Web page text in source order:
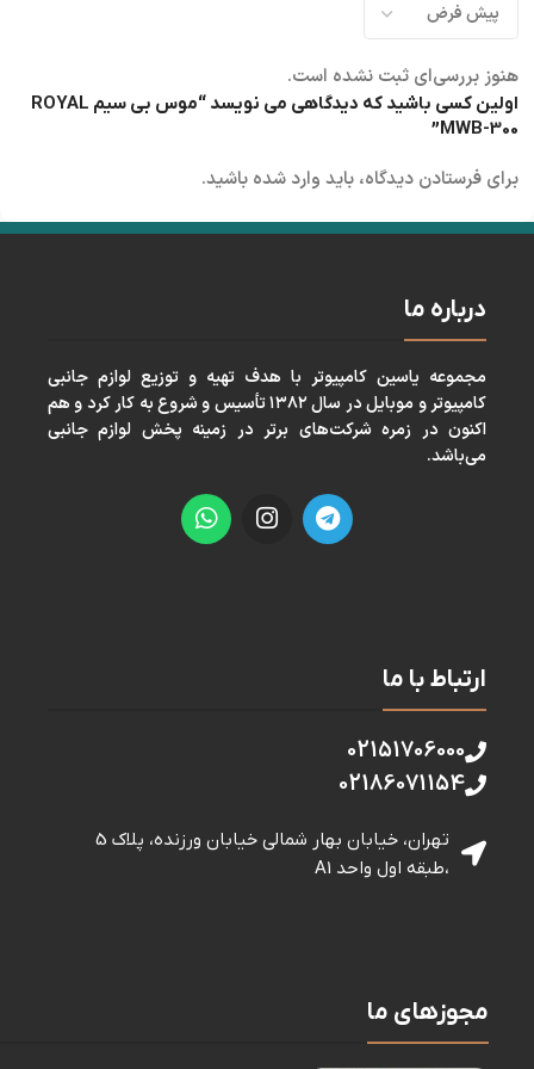
هنوز بررسی‌ای ثبت نشده است.
اولین کسی باشید که دیدگاهی می نویسد “موس بی سیم ROYAL
MWB-300”
برای فرستادن دیدگاه، باید وارد شده باشید.
درباره ما
مجموعه ياسين كامپيوتر با هدف تهيه و توزيع لوازم جانبی
كامپيوتر و موبايل در سال ١٣٨٢ تأسيس و شروع به كار كرد و هم
اكنون در زمره شركت‌های برتر در زمينه پخش لوازم جانبی
می‌باشد.
ارتباط با ما
02151706000
02186071154
تهران، خیابان بهار شمالی خيابان ورزنده، پلاک 5
،طبقه اول واحد A1
مجوزهای ما